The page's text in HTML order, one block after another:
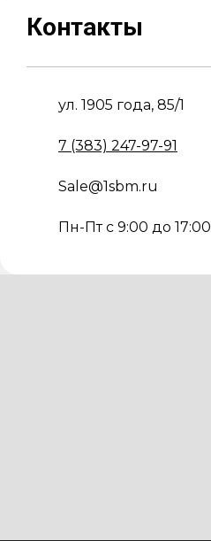
Контакты
ул. 1905 года, 85/1
7 (383) 247-97-91
Sale@1sbm.ru
Пн-Пт с 9:00 до 17:00